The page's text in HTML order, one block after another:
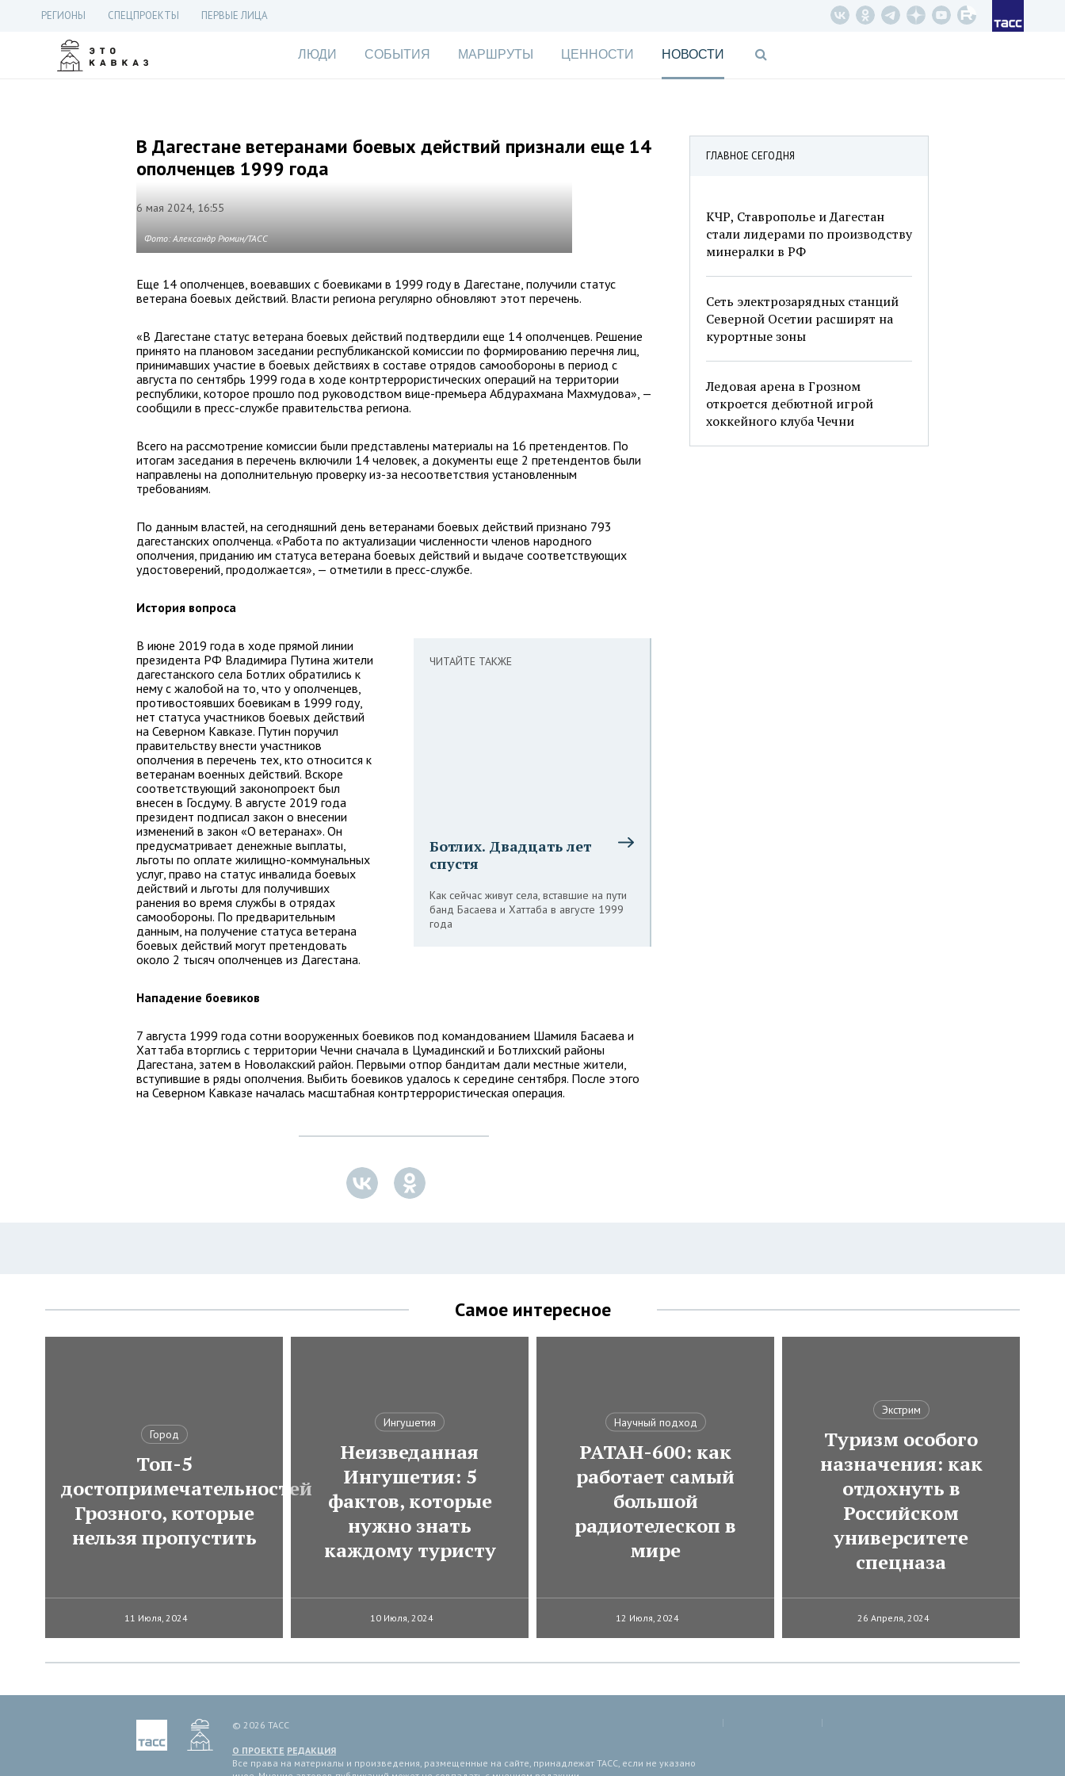
РЕГИОНЫ СПЕЦПРОЕКТЫ ПЕРВЫЕ ЛИЦА
ЛЮДИ СОБЫТИЯ МАРШРУТЫ ЦЕННОСТИ НОВОСТИ
ГЛАВНОЕ СЕГОДНЯ
КЧР, Ставрополье и Дагестан
стали лидерами по производству
минералки в РФ
Сеть электрозарядных станций
Северной Осетии расширят на
курортные зоны
Ледовая арена в Грозном
откроется дебютной игрой
хоккейного клуба Чечни
В Дагестане ветеранами боевых действий признали еще 14
ополченцев 1999 года
6 мая 2024, 16:55
Фото: Александр Рюмин/ТАСС
Еще 14 ополченцев, воевавших с боевиками в 1999 году в Дагестане, получили статус
ветерана боевых действий. Власти региона регулярно обновляют этот перечень.
«В Дагестане статус ветерана боевых действий подтвердили еще 14 ополченцев. Решение
принято на плановом заседании республиканской комиссии по формированию перечня лиц,
принимавших участие в боевых действиях в составе отрядов самообороны в период с
августа по сентябрь 1999 года в ходе контртеррористических операций на территории
республики, которое прошло под руководством вице-премьера Абдурахмана Махмудова», —
сообщили в пресс-службе правительства региона.
Всего на рассмотрение комиссии были представлены материалы на 16 претендентов. По
итогам заседания в перечень включили 14 человек, а документы еще 2 претендентов были
направлены на дополнительную проверку из-за несоответствия установленным
требованиям.
По данным властей, на сегодняшний день ветеранами боевых действий признано 793
дагестанских ополченца. «Работа по актуализации численности членов народного
ополчения, приданию им статуса ветерана боевых действий и выдаче соответствующих
удостоверений, продолжается», — отметили в пресс-службе.
История вопроса
ЧИТАЙТЕ ТАКЖЕ
Ботлих. Двадцать лет
спустя
Как сейчас живут села, вставшие на пути
банд Басаева и Хаттаба в августе 1999
года
В июне 2019 года в ходе прямой линии
президента РФ Владимира Путина жители
дагестанского села Ботлих обратились к
нему с жалобой на то, что у ополченцев,
противостоявших боевикам в 1999 году,
нет статуса участников боевых действий
на Северном Кавказе. Путин поручил
правительству внести участников
ополчения в перечень тех, кто относится к
ветеранам военных действий. Вскоре
соответствующий законопроект был
внесен в Госдуму. В августе 2019 года
президент подписал закон о внесении
изменений в закон «О ветеранах». Он
предусматривает денежные выплаты,
льготы по оплате жилищно-коммунальных
услуг, право на статус инвалида боевых
действий и льготы для получивших
ранения во время службы в отрядах
самообороны. По предварительным
данным, на получение статуса ветерана
боевых действий могут претендовать
около 2 тысяч ополченцев из Дагестана.
Нападение боевиков
7 августа 1999 года сотни вооруженных боевиков под командованием Шамиля Басаева и
Хаттаба вторглись с территории Чечни сначала в Цумадинский и Ботлихский районы
Дагестана, затем в Новолакский район. Первыми отпор бандитам дали местные жители,
вступившие в ряды ополчения. Выбить боевиков удалось к середине сентября. После этого
на Северном Кавказе началась масштабная контртеррористическая операция.
Самое интересное
Город
Топ-5
достопримечательностей
Грозного, которые
нельзя пропустить
11 Июля, 2024
Ингушетия
Неизведанная
Ингушетия: 5
фактов, которые
нужно знать
каждому туристу
10 Июля, 2024
Научный подход
РАТАН-600: как
работает самый
большой
радиотелескоп в
мире
12 Июля, 2024
Экстрим
Туризм особого
назначения: как
отдохнуть в
Российском
университете
спецназа
26 Апреля, 2024
© 2026 ТАСС
О ПРОЕКТЕ РЕДАКЦИЯ
Все права на материалы и произведения, размещенные на сайте, принадлежат ТАСС, если не указано